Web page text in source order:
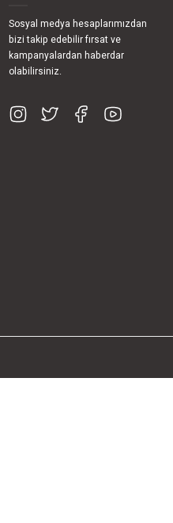
Sosyal medya hesaplarımızdan
bizi takip edebilir fırsat ve
kampanyalardan haberdar
olabilirsiniz.